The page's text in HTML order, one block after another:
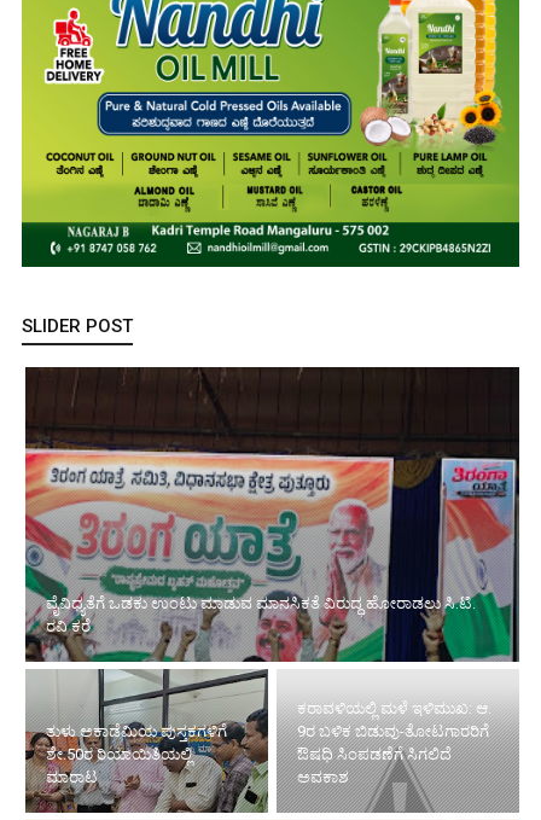
SLIDER POST
ವೈವಿಧ್ಯತೆಗೆ ಒಡಕು ಉಂಟು ಮಾಡುವ ಮಾನಸಿಕತೆ ವಿರುದ್ಧ ಹೋರಾಡಲು ಸಿ.ಟಿ.
ರವಿ ಕರೆ
ತುಳು ಅಕಾಡೆಮಿಯ ಪುಸ್ತಕಗಳಿಗೆ
ಶೇ.50ರ ರಿಯಾಯಿತಿಯಲ್ಲಿ
ಮಾರಾಟ
ಕರಾವಳಿಯಲ್ಲಿ ಮಳೆ ಇಳಿಮುಖ: ಆ.
9ರ ಬಳಿಕ ಬಿಡುವು-ತೋಟಗಾರರಿಗೆ
ಔಷಧಿ ಸಿಂಪಡಣೆಗೆ ಸಿಗಲಿದೆ
ಅವಕಾಶ